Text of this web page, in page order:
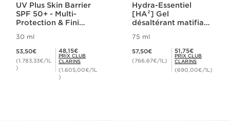
UV Plus Skin Barrier
SPF 50+ - Multi-
Protection & Fini
30 ml
53,50€
(1.783,33€/1L
)
Prix Club Clarins 48,15€
48,15€
PRIX CLUB
CLARINS
(1.605,00€/1L
)
Hydra-Essentiel
[HA²] Gel
désaltérant matifiant
mixtes
75 ml
57,50€
(766,67€/1L)
Prix Club Clarins 51,75€
51,75€
PRIX CLUB
CLARINS
(690,00€/1L)